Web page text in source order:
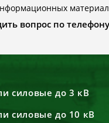
вопрос по
силовые до 3 кВ
силовые до 10 кВ